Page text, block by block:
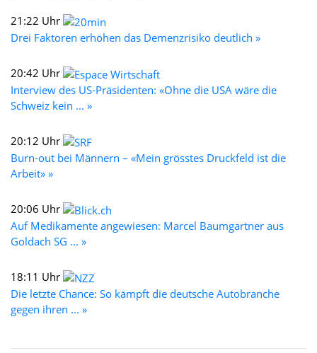
21:22 Uhr
Drei Faktoren erhöhen das Demenzrisiko deutlich »
20:42 Uhr
Interview des US-Präsidenten: «Ohne die USA wäre die
Schweiz kein ... »
20:12 Uhr
Burn-out bei Männern – «Mein grösstes Druckfeld ist die
Arbeit» »
20:06 Uhr
Auf Medikamente angewiesen: Marcel Baumgartner aus
Goldach SG ... »
18:11 Uhr
Die letzte Chance: So kämpft die deutsche Autobranche
gegen ihren ... »